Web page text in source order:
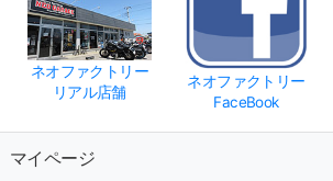
ネオファクトリー
リアル店舗
ネオファクトリー
FaceBook
マイページ